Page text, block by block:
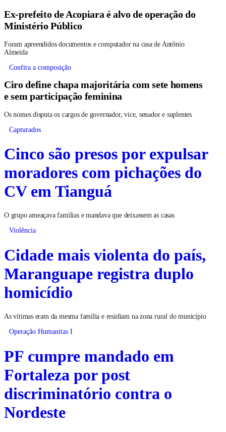
Ex-prefeito de Acopiara é alvo de operação do
Ministério Público
Foram apreendidos documentos e computador na casa de Antônio
Almeida
Confira a composição
Ciro define chapa majoritária com sete homens
e sem participação feminina
Os nomes disputa os cargos de governador, vice, senador e suplentes
Capturados
Cinco são presos por expulsar
moradores com pichações do
CV em Tianguá
O grupo ameaçava famílias e mandava que deixassem as casas
Violência
Cidade mais violenta do país,
Maranguape registra duplo
homicídio
As vítimas eram da mesma família e residiam na zona rural do município
Operação Humanitas I
PF cumpre mandado em
Fortaleza por post
discriminatório contra o
Nordeste